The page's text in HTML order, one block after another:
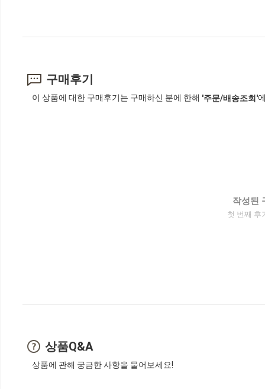
구매후기
이 상품에 대한 구매후기는 구매하신 분에 한해 '주문/배송조회'
작성된
첫 번째 후
상품Q&A
상품에 관해 궁금한 사항을 물어보세요!